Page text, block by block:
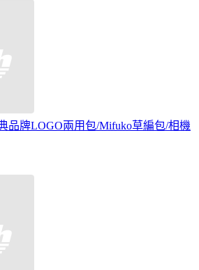
品牌LOGO兩用包/Mifuko草編包/相機